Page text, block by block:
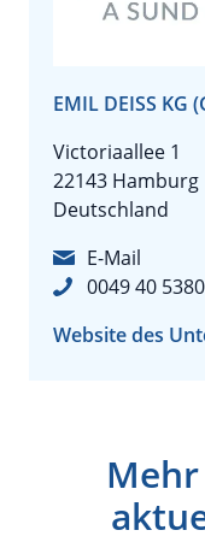
EMIL DEISS KG
Victoriaallee 1
22143 Hamburg
Deutschland
E-Mail
0049 40
Website des